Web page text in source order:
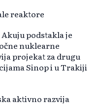
reaktore
podstakla je
nuklearne
projekat za drugu
Sinop i u Trakiji
aktivno razvija